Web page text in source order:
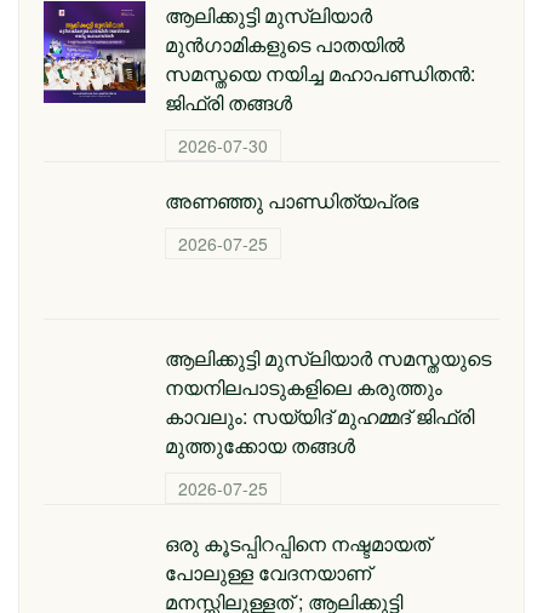
ആലിക്കുട്ടി മുസ്‌ലിയാർ
മുൻഗാമികളുടെ പാതയിൽ
സമസ്തയെ നയിച്ച മഹാപണ്ഡിതൻ:
ജിഫ്‌രി തങ്ങൾ
2026-07-30
അണഞ്ഞു പാണ്ഡിത്യപ്രഭ
2026-07-25
ആലിക്കുട്ടി മുസ്‌ലിയാർ സമസ്തയുടെ
നയനിലപാടുകളിലെ കരുത്തും
കാവലും: സയ്യിദ് മുഹമ്മദ് ജിഫ്രി
മുത്തുക്കോയ തങ്ങൾ
2026-07-25
ഒരു കൂടപ്പിറപ്പിനെ നഷ്ടമായത്
പോലുള്ള വേദനയാണ്
മനസ്സിലുള്ളത് ; ആലിക്കുട്ടി